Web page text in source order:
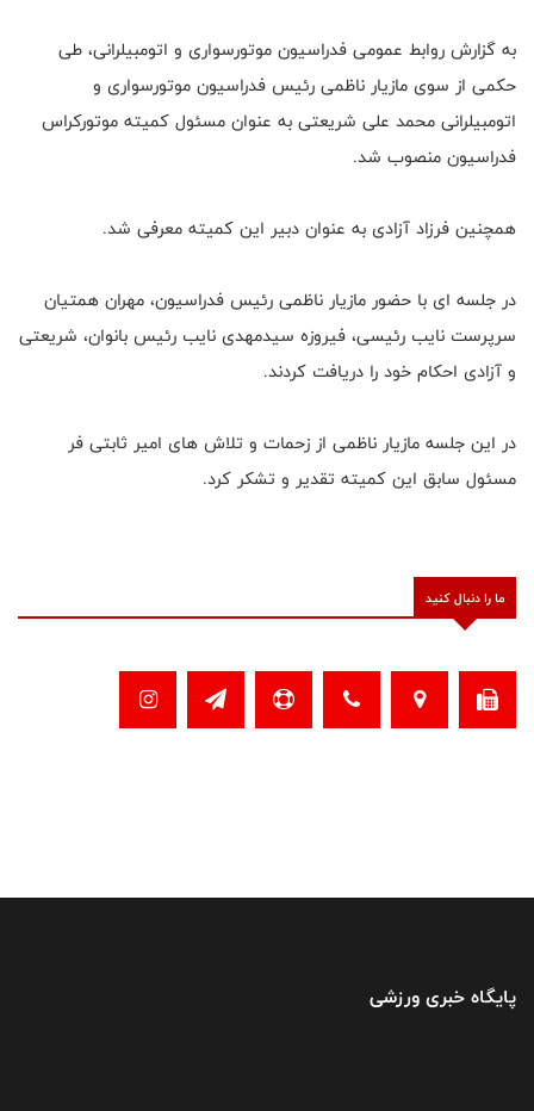
به گزارش روابط عمومی فدراسیون موتورسواری و اتومبیلرانی، طی
حکمی از سوی مازیار ناظمی رئیس فدراسیون موتورسواری و
اتومبیلرانی محمد علی شریعتی به عنوان مسئول کمیته موتورکراس
فدراسیون منصوب شد.
همچنین فرزاد آزادی به عنوان دبیر این کمیته معرفی شد.
در جلسه ای با حضور مازیار ناظمی رئیس فدراسیون، مهران همتیان
سرپرست نایب رئیسی، فیروزه سیدمهدی نایب رئیس بانوان، شریعتی
و آزادی احکام خود را دریافت کردند.
در این جلسه مازیار ناظمی از زحمات و تلاش های امیر ثابتی فر
مسئول سابق این کمیته تقدیر و تشکر کرد.
ما را دنبال کنید
پایگاه خبری ورزشی